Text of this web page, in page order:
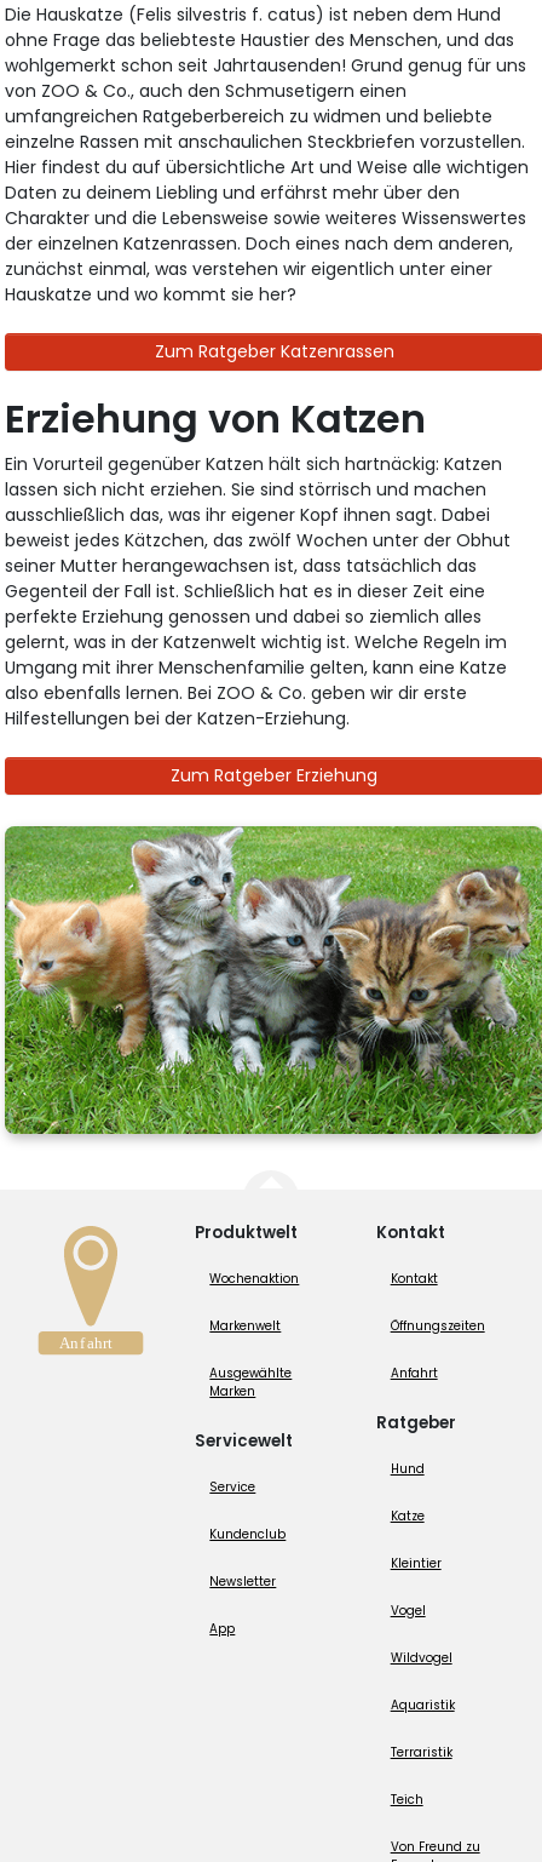
Die Hauskatze (Felis silvestris f. catus) ist neben dem Hund
ohne Frage das beliebteste Haustier des Menschen, und das
wohlgemerkt schon seit Jahrtausenden! Grund genug für uns
von ZOO & Co., auch den Schmusetigern einen
umfangreichen Ratgeberbereich zu widmen und beliebte
einzelne Rassen mit anschaulichen Steckbriefen vorzustellen.
Hier findest du auf übersichtliche Art und Weise alle wichtigen
Daten zu deinem Liebling und erfährst mehr über den
Charakter und die Lebensweise sowie weiteres Wissenswertes
der einzelnen Katzenrassen. Doch eines nach dem anderen,
zunächst einmal, was verstehen wir eigentlich unter einer
Hauskatze und wo kommt sie her?
Zum Ratgeber Katzenrassen
Erziehung von Katzen
Ein Vorurteil gegenüber Katzen hält sich hartnäckig: Katzen
lassen sich nicht erziehen. Sie sind störrisch und machen
ausschließlich das, was ihr eigener Kopf ihnen sagt. Dabei
beweist jedes Kätzchen, das zwölf Wochen unter der Obhut
seiner Mutter herangewachsen ist, dass tatsächlich das
Gegenteil der Fall ist. Schließlich hat es in dieser Zeit eine
perfekte Erziehung genossen und dabei so ziemlich alles
gelernt, was in der Katzenwelt wichtig ist. Welche Regeln im
Umgang mit ihrer Menschenfamilie gelten, kann eine Katze
also ebenfalls lernen. Bei ZOO & Co. geben wir dir erste
Hilfestellungen bei der Katzen-Erziehung.
Zum Ratgeber Erziehung
Produktwelt
Wochenaktion
Markenwelt
Ausgewählte
Marken
Servicewelt
Service
Kundenclub
Newsletter
App
Kontakt
Kontakt
Öffnungszeiten
Anfahrt
Ratgeber
Hund
Katze
Kleintier
Vogel
Wildvogel
Aquaristik
Terraristik
Teich
Von Freund zu